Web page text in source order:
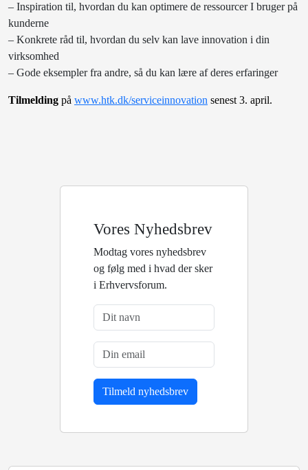
– Inspiration til, hvordan du kan optimere de ressourcer I bruger på
kunderne
– Konkrete råd til, hvordan du selv kan lave innovation i din
virksomhed
– Gode eksempler fra andre, så du kan lære af deres erfaringer
Tilmelding på www.htk.dk/serviceinnovation senest 3. april.
Vores Nyhedsbrev
Modtag vores nyhedsbrev
og følg med i hvad der sker
i Erhvervsforum.